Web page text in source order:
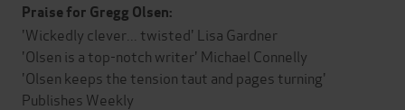
Praise for Gregg Olsen:
'Wickedly clever... twisted' Lisa Gardner
'Olsen is a top-notch writer' Michael Connelly
'Olsen keeps the tension taut and pages turning'
Publishes Weekly